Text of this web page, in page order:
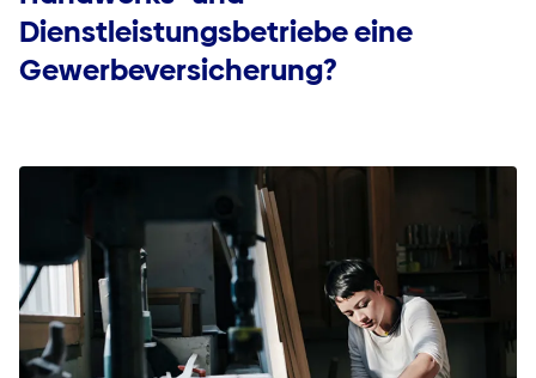
Dienstleistungsbetriebe eine
Gewerbeversicherung?